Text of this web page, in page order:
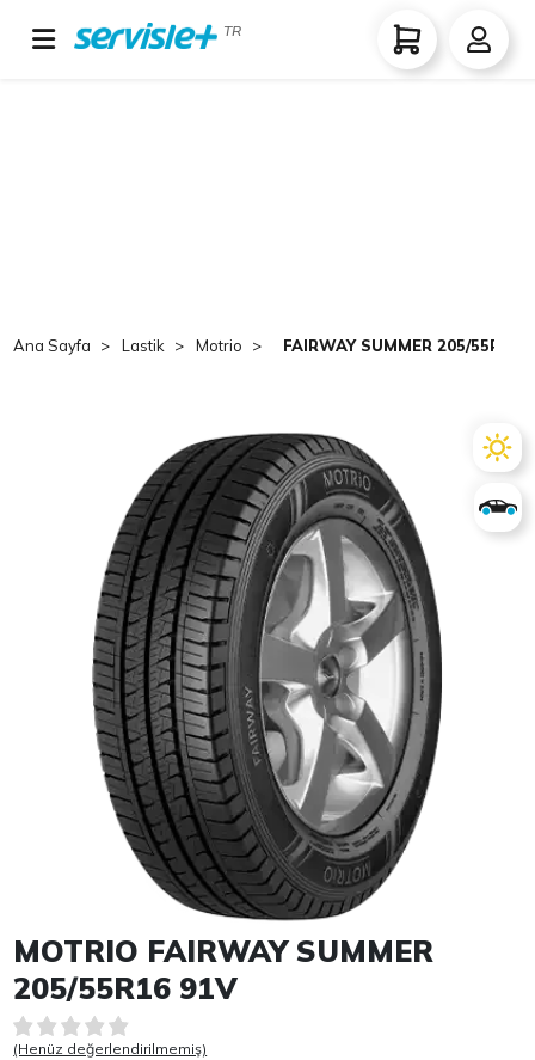
TR
Ana Sayfa Lastik Motrio FAIRWAY SUMMER 205/55R16
Item 1 of 1
MOTRIO FAIRWAY SUMMER
205/55R16 91V
(Henüz değerlendirilmemiş)